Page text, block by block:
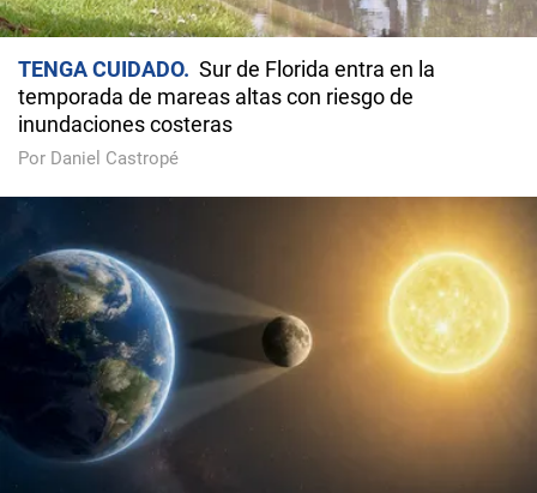
TENGA CUIDADO
Sur de Florida entra en la
temporada de mareas altas con riesgo de
inundaciones costeras
Por Daniel Castropé